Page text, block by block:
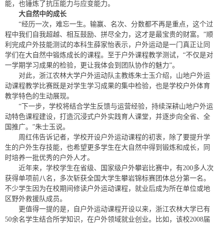
能，也锤炼了抗压能力与应变能力。
大自然中的成长
“经历一次，难忘一生。输赢、名次、分数都不再是重点，这个过
程中我们自我超越、相互鼓励、拼尽全力，这才是最宝贵的财富。”顺
利完成户外技能测试的本科生薛家怡表示，户外运动是一门真正让同
学们在大自然中锻炼成长的课程。至于户外课程教学测试，“不仅是对
一学期学习成果的检验，更让我体会到团队协作的魅力”。
对此，浙江农林大学户外运动队主教练朱士玉介绍，山地户外运
动课程教学比赛既是对学生学习成果的集中检验，也是学校户外体育
教学特色的生动展现。
“下一步，学校将结合学生反馈与运营经验，持续深耕山地户外运
动特色课程建设，打造沉浸式户外实践育人课堂，并逐步向全省、全
国推广。”朱士玉说。
周红伟告诉记者，学校开设户外运动课程的初衷，除了要提升学
生的户外生存技能，也希望更多学生在大自然中得到锻炼和成长，同
时培养一批优秀的户外人才。
近年来，学校学生在省级、国家级户外攀岩比赛中，有200多人次
获得单项前八名，多次斩获全国大学生攀岩锦标赛团体总分第一名。
不少学生因为在校期间修读户外运动课程，就业后成为所在单位或地
区野外救援队成员。
更值得一提的是，自户外运动课程开设以来，浙江农林大学已有
50余名学生结合所学知识，在户外领域就业创业。比如，该校2008届